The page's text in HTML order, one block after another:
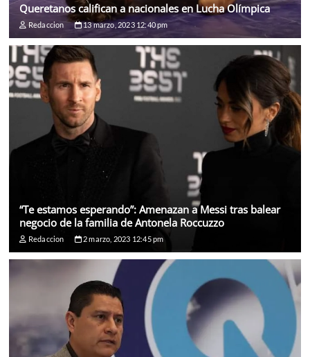
Queretanos califican a nacionales en Lucha Olímpica
Redaccion 13 marzo, 2023 12:40 pm
“Te estamos esperando”: Amenazan a Messi tras balear
negocio de la familia de Antonela Roccuzzo
Redaccion 2 marzo, 2023 12:45 pm